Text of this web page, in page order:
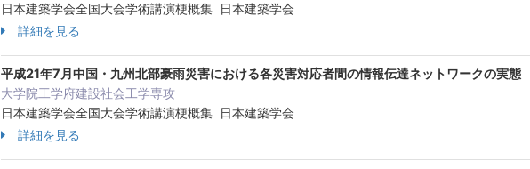
日本建築学会全国大会学術講演梗概集 日本建築学会
詳細を見る
平成21年7月中国・九州北部豪雨災害における各災害対応者間の情報伝達ネットワークの実態
大学院工学府建設社会工学専攻
日本建築学会全国大会学術講演梗概集 日本建築学会
詳細を見る